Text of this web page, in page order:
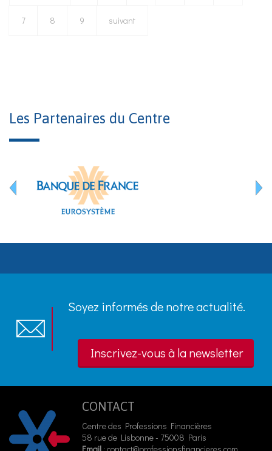
7 8 9 suivant
Les Partenaires du Centre
Soyez informés de notre actualité.
Inscrivez-vous à la newsletter
CONTACT
Centre des Professions Financières
58 rue de Lisbonne - 75008 Paris